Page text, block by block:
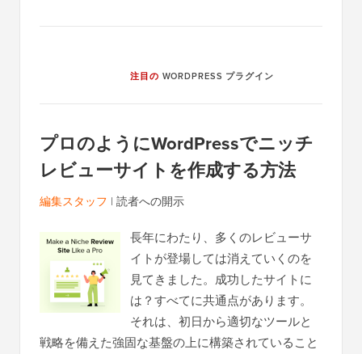
注目の WORDPRESS プラグイン
プロのようにWordPressでニッチ
レビューサイトを作成する方法
編集スタッフ | 読者への開示
長年にわたり、多くのレビューサ
イトが登場しては消えていくのを
見てきました。成功したサイトに
は？すべてに共通点があります。
それは、初日から適切なツールと
戦略を備えた強固な基盤の上に構築されていること